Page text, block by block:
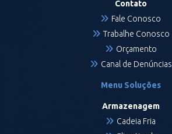
Contato
Fale Conosco
Trabalhe Conosco
Orçamento
Canal de Denúncias
Menu Soluções
Armazenagem
Cadeia Fria